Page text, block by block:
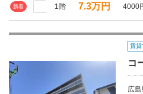
新着 1階 7.3万円 4000
賃貸
コ
広